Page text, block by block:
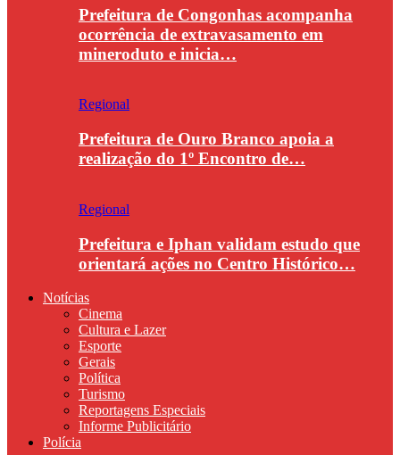
Prefeitura de Congonhas acompanha
ocorrência de extravasamento em
mineroduto e inicia…
Regional
Prefeitura de Ouro Branco apoia a
realização do 1º Encontro de…
Regional
Prefeitura e Iphan validam estudo que
orientará ações no Centro Histórico…
Notícias
Cinema
Cultura e Lazer
Esporte
Gerais
Política
Turismo
Reportagens Especiais
Informe Publicitário
Polícia